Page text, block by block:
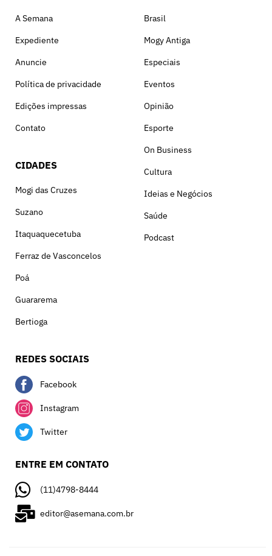
A Semana
Expediente
Anuncie
Política de privacidade
Edições impressas
Contato
CIDADES
Mogi das Cruzes
Suzano
Itaquaquecetuba
Ferraz de Vasconcelos
Poá
Guararema
Bertioga
Brasil
Mogy Antiga
Especiais
Eventos
Opinião
Esporte
On Business
Cultura
Ideias e Negócios
Saúde
Podcast
REDES SOCIAIS
Facebook
Instagram
Twitter
ENTRE EM CONTATO
(11)4798-8444
editor@asemana.com.br